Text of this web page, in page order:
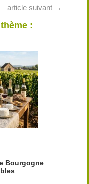
article suivant→
:
Bourgogne